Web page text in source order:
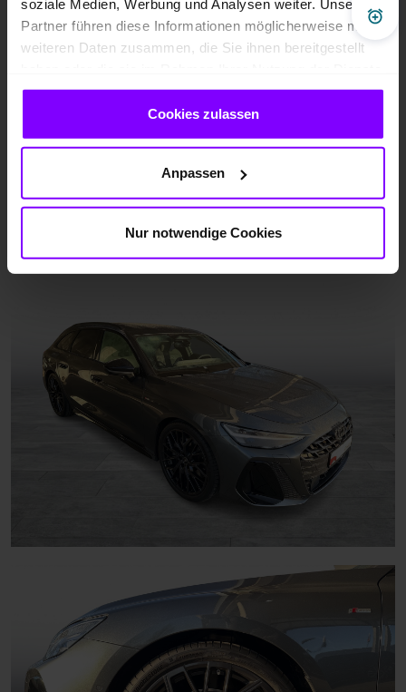
soziale Medien, Werbung und Analysen weiter. Unsere
Partner führen diese Informationen möglicherweise mit
weiteren Daten zusammen, die Sie ihnen bereitgestellt
gesammelt haben.
Cookies zulassen
Anpassen
Nur notwendige Cookies